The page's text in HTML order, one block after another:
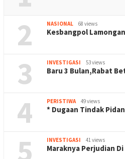
2 NASIONAL 68 views
Kesbangpol
3 INVESTIGASI 53 views
Baru 3 Bulan,Rabat
4 PERISTIWA 49 views
* Dugaan Tindak
5 INVESTIGASI 41 views
Maraknya Perjudian